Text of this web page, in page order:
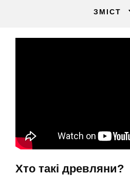
ЗМІСТ
Хто такі древляни?